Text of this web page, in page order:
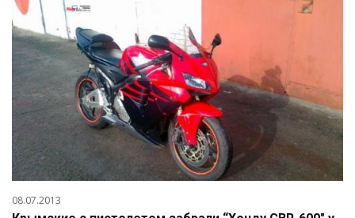
08.07.2013